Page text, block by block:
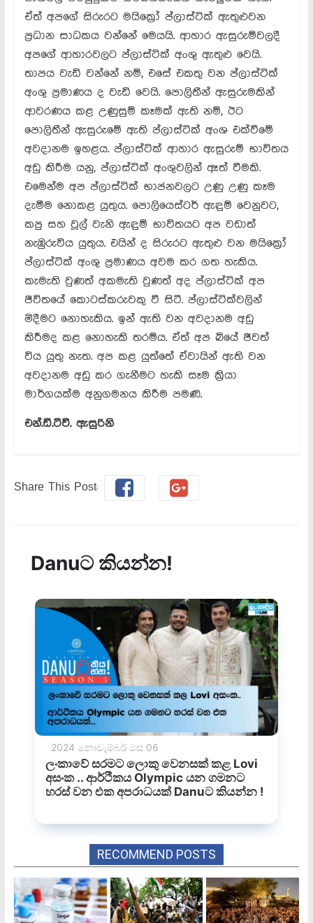
ඒත් අපගේ සිරුරට මයික්‍රෝ ප්ලාස්ටික් ඇතුළුවන
ප්‍රධාන සාධකය වන්නේ මෙයයි. ආහාර ඇසුරුම්වලදී
අපගේ ආහාරවලට ප්ලාස්ටික් අංශු ඇතුළු වෙයි.
තාපය වැඩි වන්නේ නම්, එසේ එකතු වන ප්ලාස්ටික්
අංශු ප්‍රමාණය ද වැඩි වෙයි. පොලිතීන් ඇසුරුමකින්
ආවරණය කළ උණුසුම් කෑමක් ඇති නම්, ඊට
පොලිතීන් ඇසුරුමේ ඇති ප්ලාස්ටික් අංශ එක්වීමේ
අවදානම ඉහළය. ප්ලාස්ටික් ආහාර ඇසුරුම් භාවිතය
අඩු කිරීම යනු, ප්ලාස්ටික් අංශුවලින් ඈත් වීමකි.
එමෙන්ම අප ප්ලාස්ටික් භාජනවලට උණු උණු කෑම
දැමීම නොකළ යුතුය. පොලියෙස්ටර් ඇඳුම් වෙනුවට,
කපු සහ වූල් වැනි ඇඳුම් භාවිතයට අප වඩාත්
නැඹුරුවිය යුතුය. එයින් ද සිරුරට ඇතුළු වන මයික්‍රෝ
ප්ලාස්ටික් අංශු ප්‍රමාණය අවම කර ගත හැකිය.
කැමැති වුණත් අකමැති වුණත් අද ප්ලාස්ටික් අප
ජීවිතයේ කොටස්කරුවකු වී සිටී. ප්ලාස්ටික්වලින්
මිදීමට නොහැකිය. ඉන් ඇති වන අවදානම අඩු
කිරීමද කළ නොහැකි තරම්ය. ඒත් අප බියේ ජීවත්
විය යුතු නැත. අප කළ යුත්තේ ඒවායින් ඇති වන
අවදානම අඩු කර ගැනීමට හැකි සෑම ක්‍රියා
මාර්ගයක්ම අනුගමනය කිරීම පමණි.
එන්.ඩී.ටීවී. ඇසුරිනි
Share This Post:
RECOMMEND POSTS